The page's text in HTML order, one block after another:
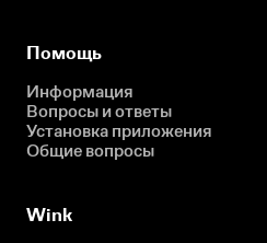
Помощь
Информация
Вопросы и ответы
Установка приложения
Общие вопросы
Wink